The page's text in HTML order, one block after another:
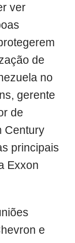
ver
de
no
gerente
de
Century
principais
Exxon
e